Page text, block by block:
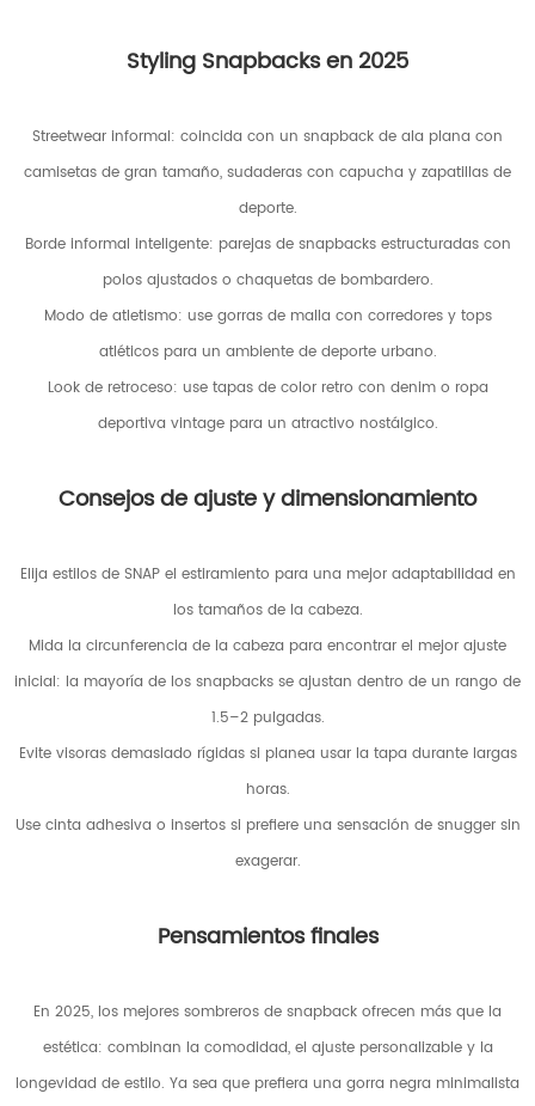
Styling Snapbacks en 2025
Streetwear informal: coincida con un snapback de ala plana con
camisetas de gran tamaño, sudaderas con capucha y zapatillas de
deporte.
Borde informal inteligente: parejas de snapbacks estructuradas con
polos ajustados o chaquetas de bombardero.
Modo de atletismo: use gorras de malla con corredores y tops
atléticos para un ambiente de deporte urbano.
Look de retroceso: use tapas de color retro con denim o ropa
deportiva vintage para un atractivo nostálgico.
Consejos de ajuste y dimensionamiento
Elija estilos de SNAP el estiramiento para una mejor adaptabilidad en
los tamaños de la cabeza.
Mida la circunferencia de la cabeza para encontrar el mejor ajuste
inicial: la mayoría de los snapbacks se ajustan dentro de un rango de
1.5–2 pulgadas.
Evite visoras demasiado rígidas si planea usar la tapa durante largas
horas.
Use cinta adhesiva o insertos si prefiere una sensación de snugger sin
exagerar.
Pensamientos finales
En 2025, los mejores sombreros de snapback ofrecen más que la
estética: combinan la comodidad, el ajuste personalizable y la
longevidad de estilo. Ya sea que prefiera una gorra negra minimalista